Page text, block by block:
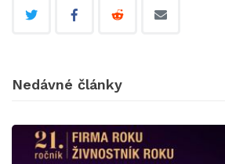
Nedávné články